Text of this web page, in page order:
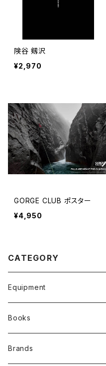
険谷 剱沢
¥2,970
GORGE CLUB ポスター
¥4,950
CATEGORY
Equipment
Wetsuits and clothing
Backpscks
Books
オリジナル写真集
Brands